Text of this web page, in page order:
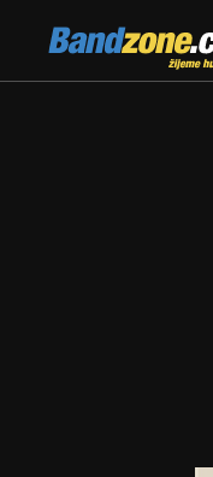
Bandzone.cz
žijeme hudbou